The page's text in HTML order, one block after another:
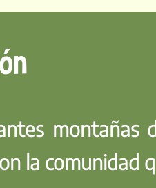
montañas
la comunidad